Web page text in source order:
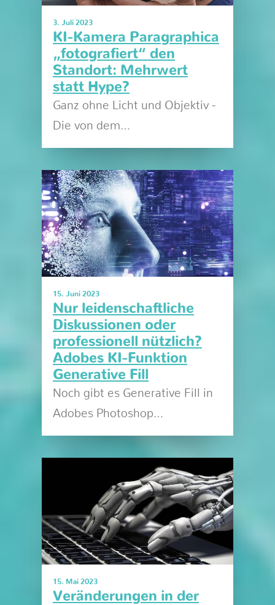
3. Juli 2023
KI-Kamera Paragraphica
„fotografiert“ den
Standort: Mehrwert
statt Hype?
Ganz ohne Licht und Objektiv -
Die von dem…
15. Juni 2023
Nur leidenschaftliche
Diskussionen oder
professionell nützlich?
Adobes KI-Funktion
Generative Fill
Noch gibt es Generative Fill in
Adobes Photoshop…
15. Mai 2023
Veränderungen in der